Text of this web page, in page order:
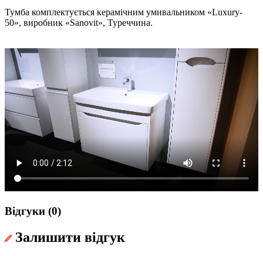
Тумба комплектується керамічним умивальником «Luxury-
50», виробник «Sanovit», Туреччина.
Відгуки (0)
Залишити відгук